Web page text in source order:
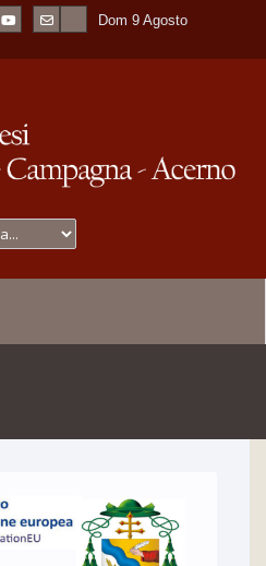
Dom 9 Agosto